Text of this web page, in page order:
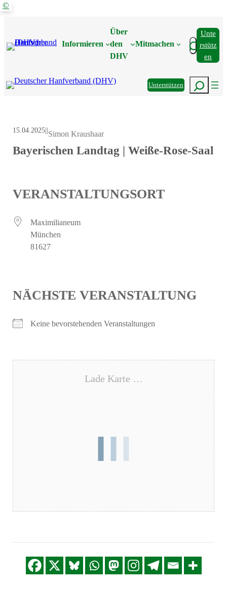
Zum
Informieren
Über
den
DHV
Mitmachen Suchen
Unte
Rstütz
En
UnterstützenSuchen
©
15.04.2025||Simon Kraushaar
Bayerischen Landtag | Weiße-Rose-Saal
VERANSTALTUNGSORT
Maximilianeum
München
81627
NÄCHSTE VERANSTALTUNG
Keine bevorstehenden Veranstaltungen
Lade Karte …